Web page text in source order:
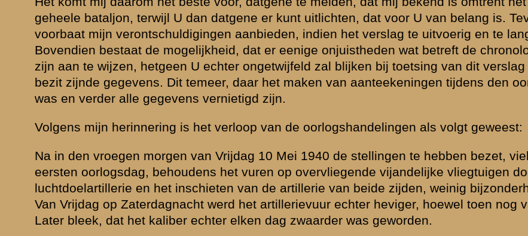
in de omgeving van de boerderij " Kruiponder " zijn stellingen had. De vijand, die
van het Nieuwe Kanaal (bij Kruiponder uitmondend op de Grebbe) bevond,
eenige malen toe ten Zuiden van dit kanaal te komen. Op dit gedeelte is eenige
bleek, met succes, artillerievuur aangevraagd en uitgebracht. Berichten van 2-II
dat de vijand terugtrok tot in de voormalige voorpostenstellingen.
echter voor het geheele vak van II-8 vijand waargenomen, terwijl er voornamelijk
plaats vond naar het griendhout, dat zich bevond ten Oosten van de Grebbe op de
vakken van 1-II en 2-II-8 R.I. Dit griendhout belemmerde het geweer- en
ten eenenmale, zoodat nog gepoogd is, met op de Griftdijk opgestelde
liet de munitievoorziening bij en door II-8 R.I. niets te wenschen over, zoodat over
voldoende voorraad munitie aanwezig was van die soorten, die op de
door beschieting door vliegtuigen).
vijand richtte zich bijna hoofdzakelijk tot het onschadelijk maken van de
volgens ingekomen berichten dan ook volkomen is gelukt. Zoo werden eenige
het voorterrein gesignaleerd, waarvan er een door onzen pag. onschadelijk werd
er van de voorste lijn nog berichten door, dat de toestand onhoudbaar was geworden